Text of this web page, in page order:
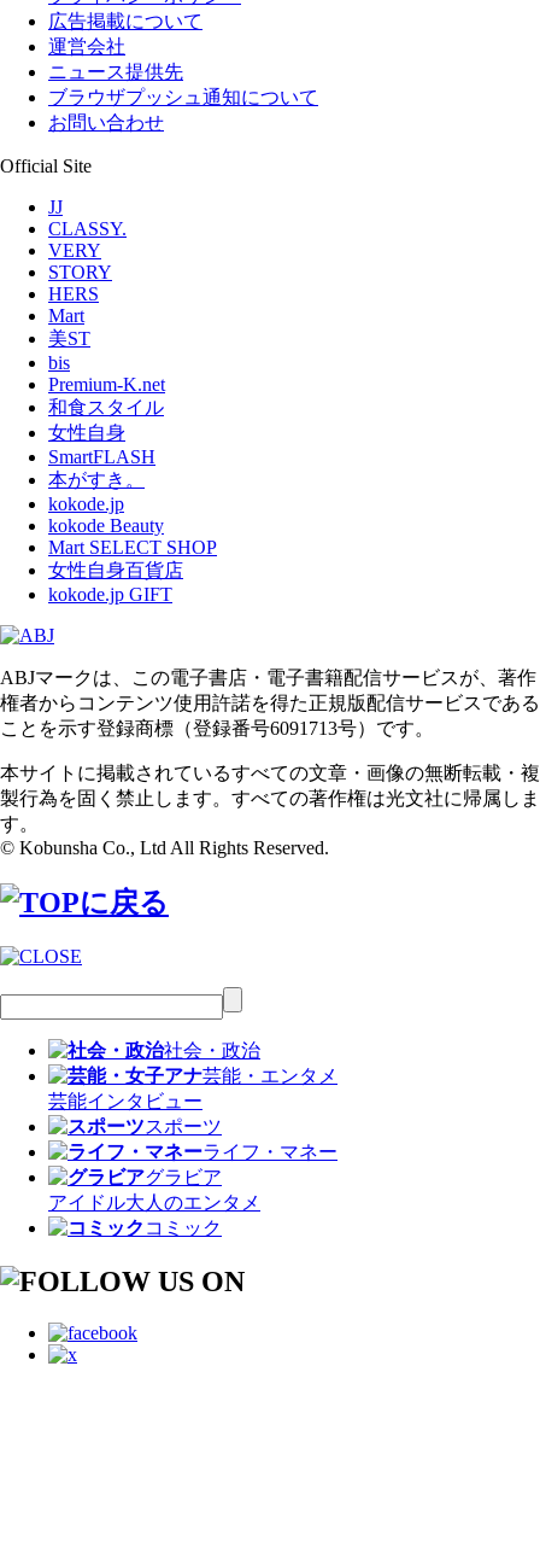
広告掲載について
運営会社
ニュース提供先
ブラウザプッシュ通知について
お問い合わせ
Official Site
JJ
CLASSY.
VERY
STORY
HERS
Mart
美ST
bis
Premium-K.net
和食スタイル
女性自身
SmartFLASH
本がすき。
kokode.jp
kokode Beauty
Mart SELECT SHOP
女性自身百貨店
kokode.jp GIFT
ABJマークは、この電子書店・電子書籍配信サービスが、著作
権者からコンテンツ使用許諾を得た正規版配信サービスである
ことを示す登録商標（登録番号6091713号）です。
本サイトに掲載されているすべての文章・画像の無断転載・複
製行為を固く禁止します。すべての著作権は光文社に帰属しま
す。
© Kobunsha Co., Ltd All Rights Reserved.
社会・政治
芸能・エンタメ
芸能インタビュー
スポーツ
ライフ・マネー
グラビア
アイドル大人のエンタメ
コミック